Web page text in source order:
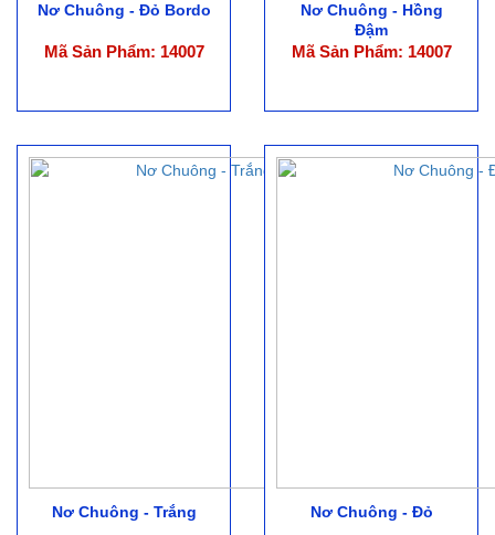
Nơ Chuông - Đỏ Bordo
Mã Sản Phẩm: 14007
Nơ Chuông - Hồng
Đậm
Mã Sản Phẩm: 14007
Nơ Chuông - Trắng Nơ Chuông - Đỏ